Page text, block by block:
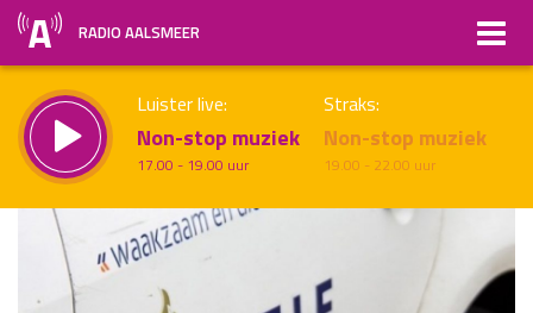
RADIO AALSMEER
Luister live:
Non-stop muziek
17.00 - 19.00 uur
Straks:
Non-stop muziek
19.00 - 22.00 uur
Vorig uur uur 1 van x Volgend uur